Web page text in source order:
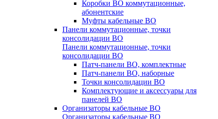
Коробки ВО коммутационные,
абонентские
Муфты кабельные ВО
Панели коммутационные, точки
консолидации ВО
Панели коммутационные, точки
консолидации ВО
Патч-панели ВО, комплектные
Патч-панели ВО, наборные
Точки консолидации ВО
Комплектующие и аксессуары для
панелей ВО
Организаторы кабельные ВО
Организаторы кабельные ВО